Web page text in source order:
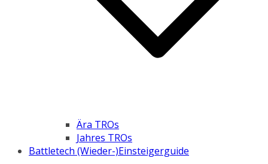
Ära TROs
Jahres TROs
Battletech (Wieder-)Einsteigerguide